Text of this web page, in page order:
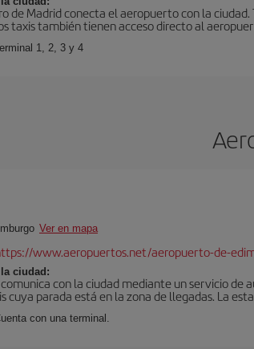
de Madrid conecta el aeropuerto con la
taxis también tienen acceso directo al
1, 2, 3 y 4
Ver en mapa
www.aeropuertos.net/aeropuerto-de-
ciudad:
con la ciudad mediante un servicio de
cuya parada está en la zona de llegadas. La
con una terminal.